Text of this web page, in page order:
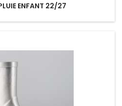
ENFANT 22/27